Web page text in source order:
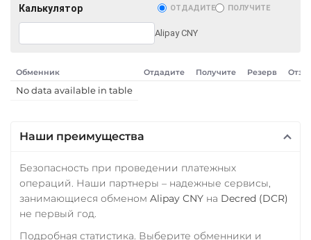
THB
TRY BYN
PLN
GEL
Открытие RUB
Почта Банк RUB
Приват24
Калькулятор ОТДАДИТЕ ПОЛУЧИТЕ
Alipay CNY
Обменник Отдадите Получите Резерв
No data available in table
Наши преимущества
Безопасность при проведении платежных
операций. Наши партнеры – надежные сервисы,
занимающиеся обменом Alipay CNY на Decred (DCR)
не первый год.
Подробная статистика. Выберите обменники и